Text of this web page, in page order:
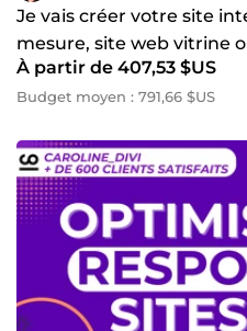
Je vais créer votre site
mesure, site web vitrine
Elementor Pro - Divi
À partir de 407,53 $US
Budget moyen : 791,66 $US